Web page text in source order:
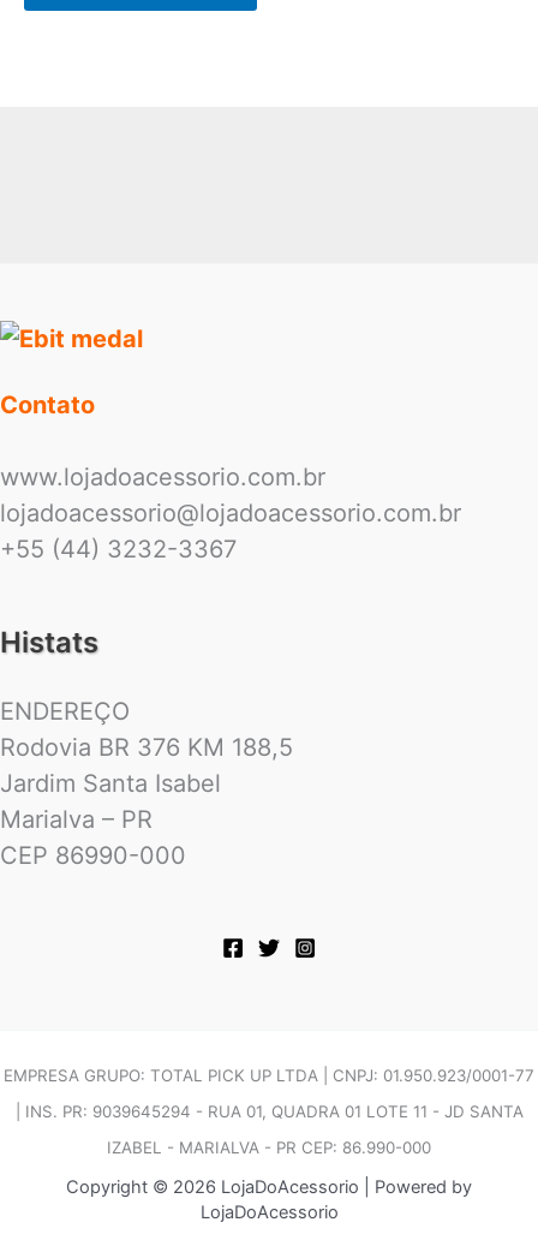
Contato
www.lojadoacessorio.com.br
lojadoacessorio@lojadoacessorio.com.br
+55 (44) 3232-3367
Histats
ENDEREÇO
Rodovia BR 376 KM 188,5
Jardim Santa Isabel
Marialva – PR
CEP 86990-000
EMPRESA GRUPO: TOTAL PICK UP LTDA | CNPJ: 01.950.923/0001-77
| INS. PR: 9039645294 - RUA 01, QUADRA 01 LOTE 11 - JD SANTA
IZABEL - MARIALVA - PR CEP: 86.990-000
Copyright © 2026 LojaDoAcessorio | Powered by
LojaDoAcessorio